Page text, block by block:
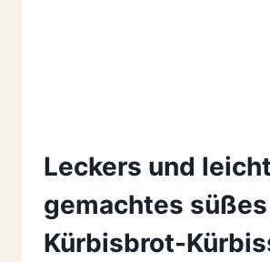
Leckers und leicht
gemachtes süßes
Kürbisbrot-